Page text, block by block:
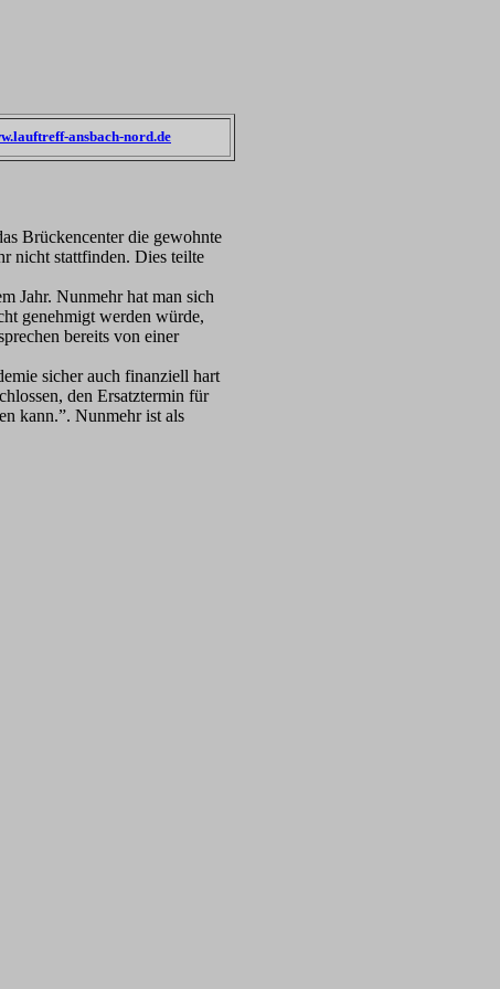
ansbach-nord.de
Brückencenter die gewohnte
nicht stattfinden. Dies teilte
Jahr. Nunmehr hat man sich
genehmigt werden würde,
bereits von einer
sicher auch finanziell hart
den Ersatztermin für
kann.”. Nunmehr ist als